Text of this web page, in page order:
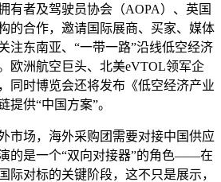
有者及驾驶员协会（AOPA）、英国
的合作，邀请国际展商、买家、媒体
注东南亚、“一带一路”沿线低空经济
欧洲航空巨头、北美eVTOL领军企
同时博览会还将发布《低空经济产业
提供“中国方案”。
市场，海外采购团需要对接中国供应
的是一个“双向对接器”的角色——在
际对标的关键阶段，这不只是展示，